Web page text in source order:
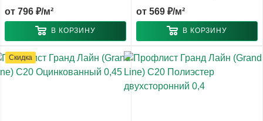
от 796 ₽/м²
В КОРЗИНУ
от 569 ₽/м²
В КОРЗИНУ
Скидка